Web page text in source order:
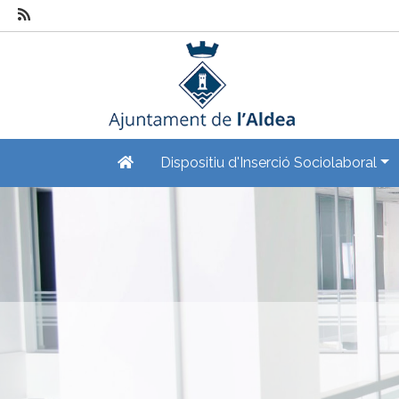
Dispositiu d'Inserció Sociolaboral